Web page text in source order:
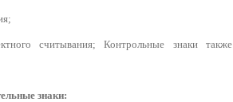
считывания; Контрольные знаки также
знаки: